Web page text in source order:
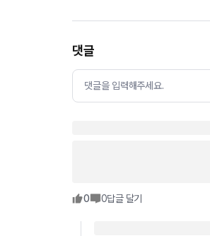
댓글
댓글을 입력해주세요.
0 0답글 달기